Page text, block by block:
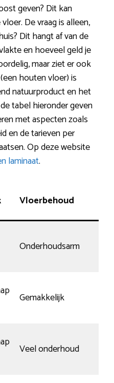
geven? Dit kan
De vraag is alleen,
Dit hangt af van de
en hoeveel geld je
maar ziet er ook
houten vloer) is
natuurproduct en het
tabel hieronder geven
met aspecten zoals
en de tarieven per
Op deze website
laminaat.
Vloerbehoud
Onderhoudsarm
Gemakkelijk
Veel onderhoud